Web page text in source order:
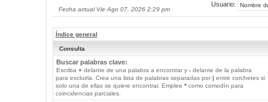
Fecha actual Vie Ago 07, 2026 2:29 pm
Usuario:
Índice general
Consulta
Buscar palabras clave:
Escriba +delante de una palabra a encontrar y -delante de la palabra
para excluirla. Crea una lista de palabras separadas por | entre corchetes si
solo una de ellas se quiere encontrar. Emplee *como comodín para
coincidencias parciales.